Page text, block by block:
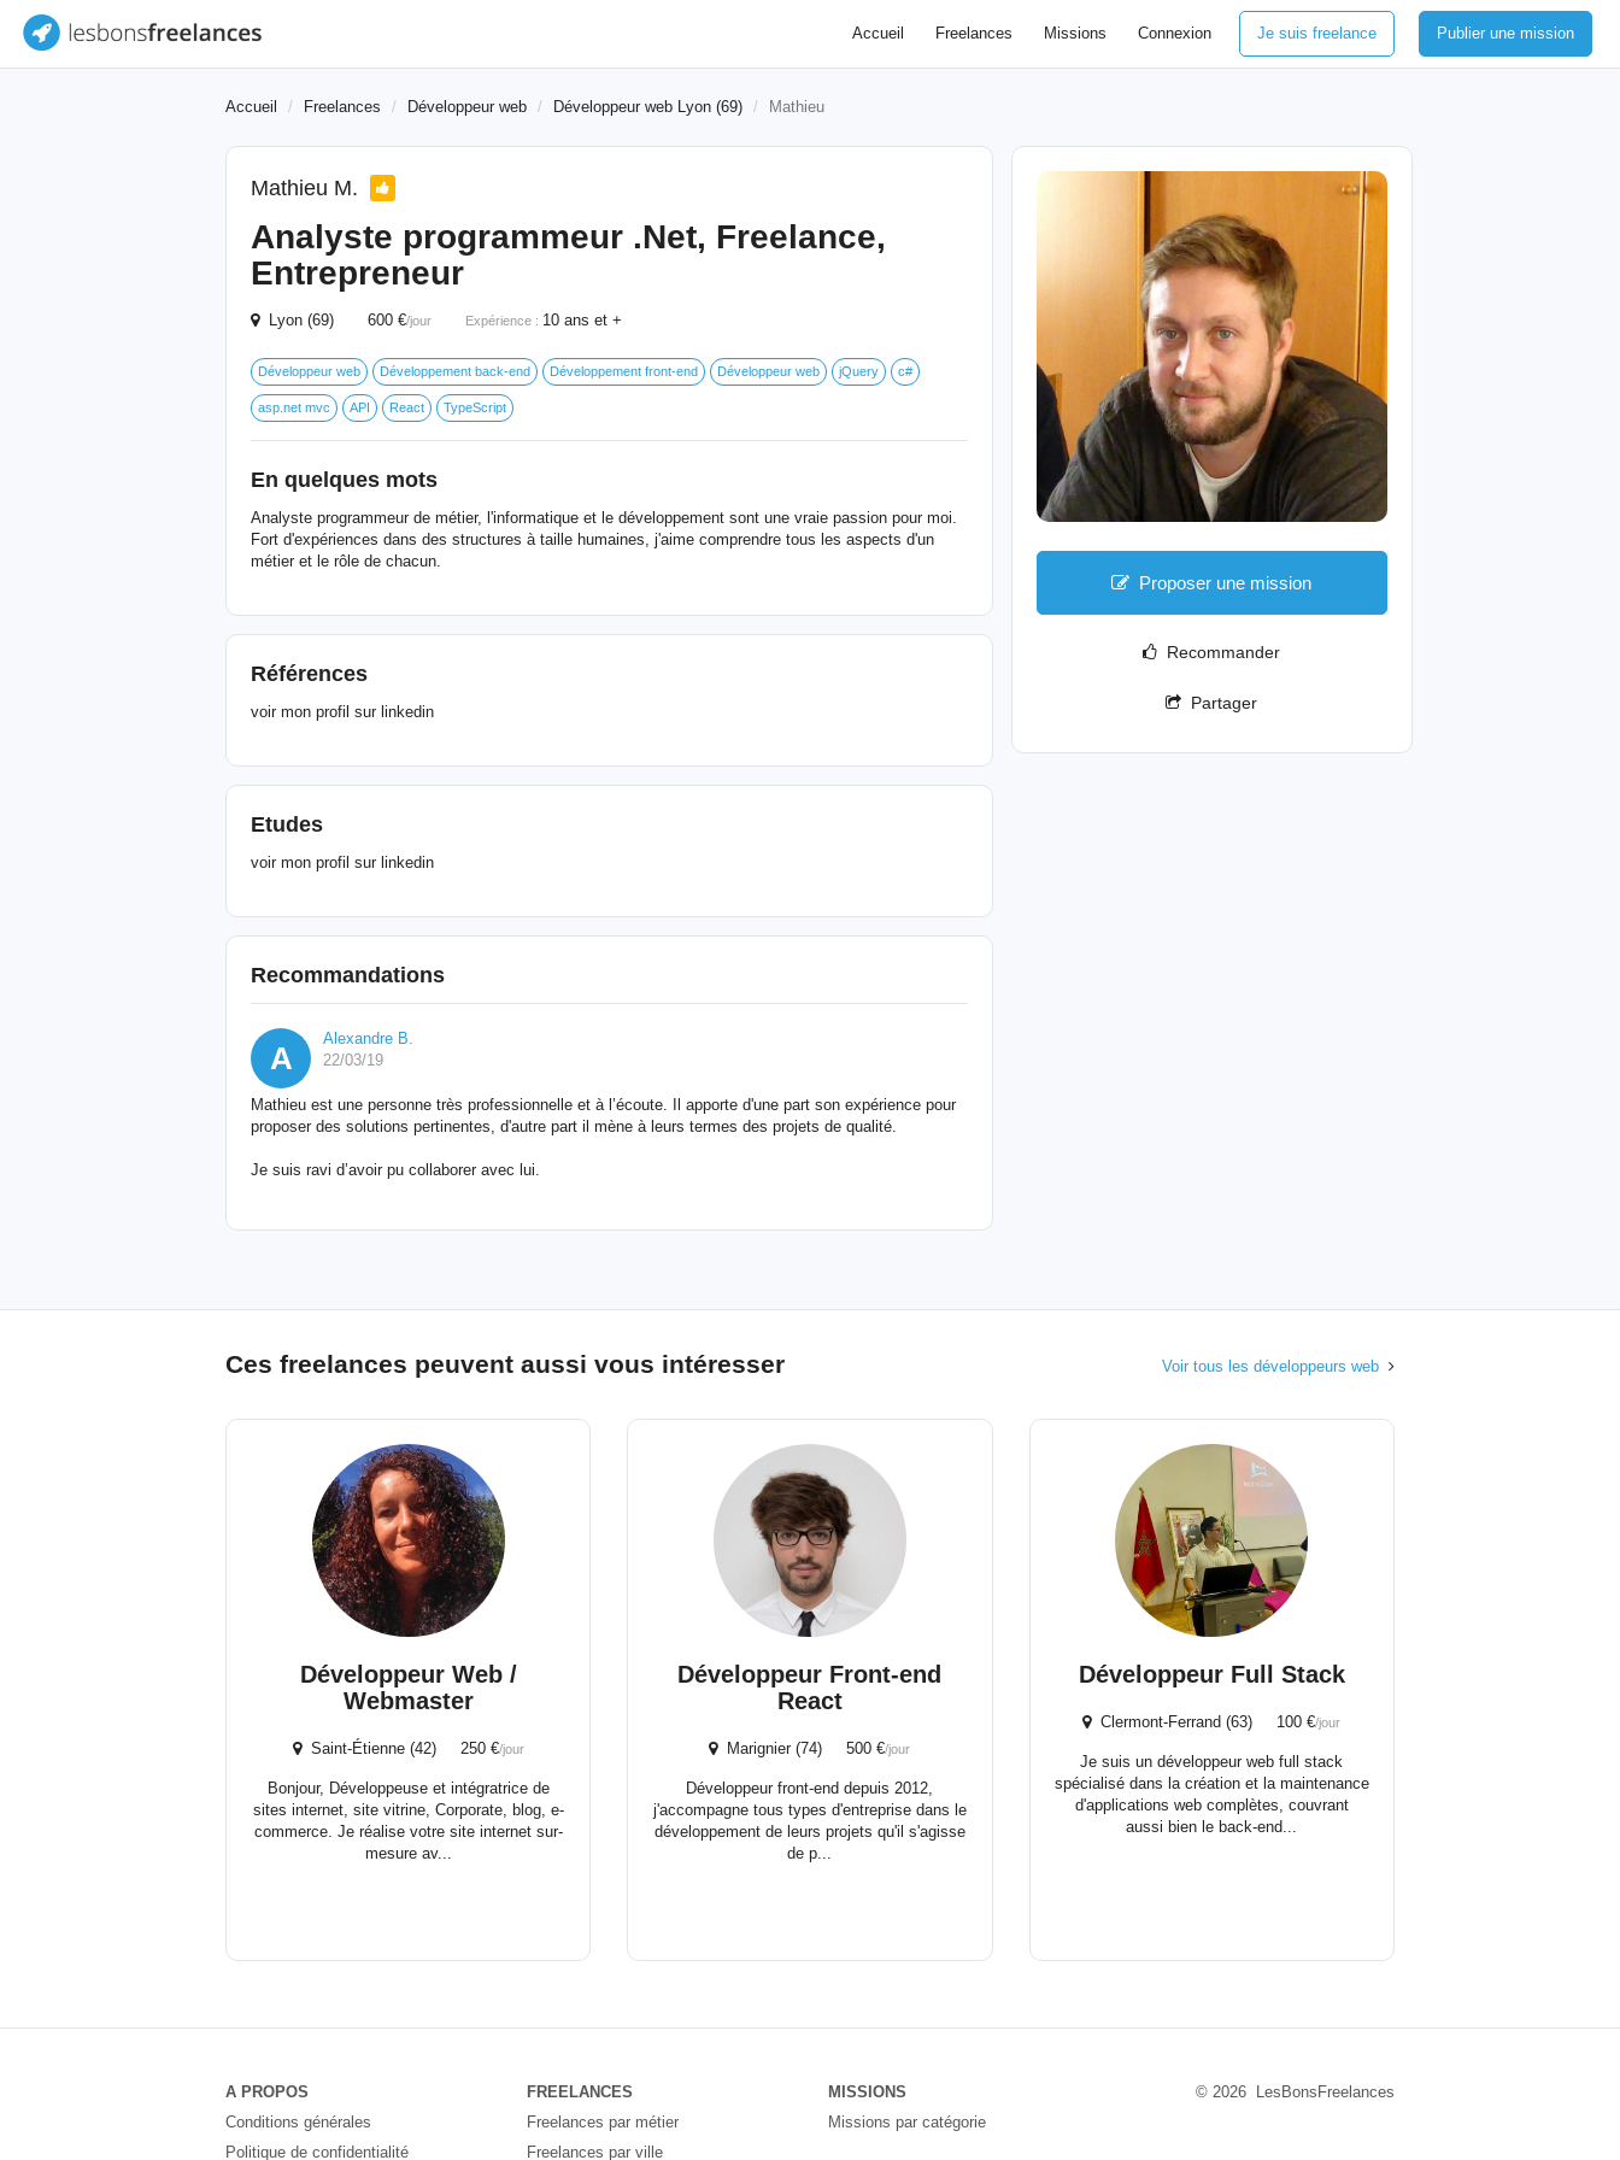
Accueil Freelances Missions Connexion Je suis freelance Publier une mission
Accueil Freelances Développeur web Développeur web Lyon (69) Mathieu
Mathieu M.
Analyste programmeur .Net, Freelance,
Entrepreneur
Lyon (69) 600 €/jour Expérience : 10 ans et +
Développeur web Développement back-end Développement front-end Développeur web jQuery c#
asp.net mvc API React TypeScript
En quelques mots
Analyste programmeur de métier, l'informatique et le développement sont une vraie passion pour moi.
Fort d'expériences dans des structures à taille humaines, j'aime comprendre tous les aspects d'un
métier et le rôle de chacun.
Références
voir mon profil sur linkedin
Etudes
voir mon profil sur linkedin
Recommandations
A
Alexandre B.
22/03/19
Mathieu est une personne très professionnelle et à l’écoute. Il apporte d'une part son expérience pour
proposer des solutions pertinentes, d'autre part il mène à leurs termes des projets de qualité.
Je suis ravi d’avoir pu collaborer avec lui.
Proposer une mission
Recommander
Partager
Ces freelances peuvent aussi vous intéresser Voir tous les développeurs web
Développeur Web /
Webmaster
Saint-Étienne (42) 250 €/jour
Bonjour, Développeuse et intégratrice de
sites internet, site vitrine, Corporate, blog, e-
commerce. Je réalise votre site internet sur-
mesure av...
Développeur Front-end
React
Marignier (74) 500 €/jour
Développeur front-end depuis 2012,
j'accompagne tous types d'entreprise dans le
développement de leurs projets qu'il s'agisse
de p...
Développeur Full Stack
Clermont-Ferrand (63) 100 €/jour
Je suis un développeur web full stack
spécialisé dans la création et la maintenance
d'applications web complètes, couvrant
aussi bien le back-end...
A PROPOS
Conditions générales
Politique de confidentialité
FREELANCES
Freelances par métier
Freelances par ville
MISSIONS
Missions par catégorie
© 2026 LesBonsFreelances